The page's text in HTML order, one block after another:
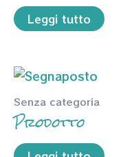
Leggi tutto
Senza categoria
Prodotto